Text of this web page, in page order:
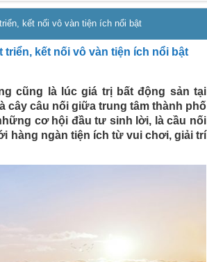
kết nối vô vàn tiện ích nổi bật
triển, kết nối vô vàn tiện ích nổi bật
cũng là lúc giá trị bất động sản tại
cây câu nối giữa trung tâm thành phố
cơ hội đầu tư sinh lời, là cầu nối
hàng ngàn tiện ích từ vui chơi, giải trí